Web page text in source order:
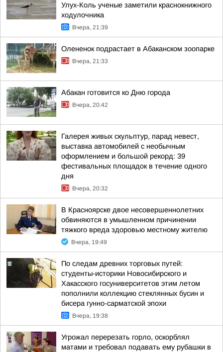
Улух-Коль ученые заметили краснокнижного
ходулочника
Вчера, 21:39
Олененок подрастает в Абаканском зоопарке
Вчера, 21:33
Абакан готовится ко Дню города
Вчера, 20:42
Галерея живых скульптур, парад невест,
выставка автомобилей с необычным
оформлением и большой рекорд: 39
фестивальных площадок в течение одного
дня
Вчера, 20:32
В Красноярске двое несовершеннолетних
обвиняются в умышленном причинении
тяжкого вреда здоровью местному жителю
Вчера, 19:49
По следам древних торговых путей:
студенты-историки Новосибирского и
Хакасского госуниверситетов этим летом
пополнили коллекцию стеклянных бусин и
бисера гунно-сарматской эпохи
Вчера, 19:38
Угрожал перерезать горло, оскорблял
матами и требовал подавать ему рубашки в